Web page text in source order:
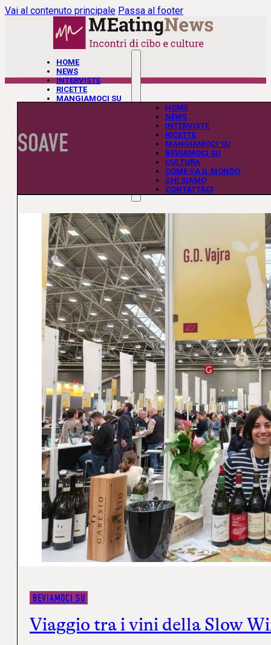
Vai al contenuto principale Passa al footer
HOME
NEWS
INTERVISTE
RICETTE
MANGIAMOCI SU
CHI SIAMO
CONTATTACI
HOME
NEWS
INTERVISTE
RICETTE
MANGIAMOCI SU
BEVIAMOCI SU
CULTURA
COME VA IL MONDO
CHI SIAMO
CONTATTACI
SOAVE
BEVIAMOCI SU
Viaggio tra i vini della Slow